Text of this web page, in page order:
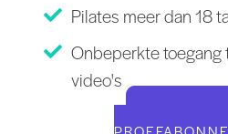
Pilates meer dan 18
Onbeperkte
video's